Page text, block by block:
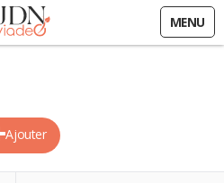
MENU
Ajouter